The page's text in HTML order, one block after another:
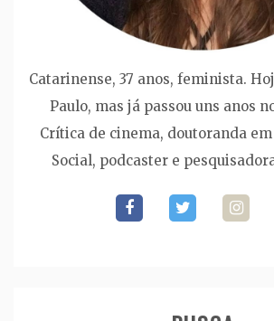
Catarinense, 37 anos, feminista.
Paulo, mas já passou uns anos
Crítica de cinema, doutoranda
Social, podcaster e